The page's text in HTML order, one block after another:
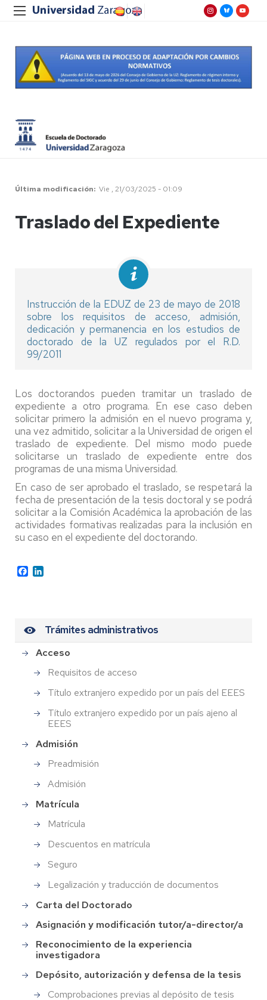
Última modificación Vie , 21/03/2025 - 01:09
Traslado del Expediente
Instrucción de la EDUZ de 23 de mayo de 2018
sobre los requisitos de acceso, admisión,
dedicación y permanencia en los estudios de
doctorado de la UZ regulados por el R.D.
99/2011
Los doctorandos pueden tramitar un traslado de
expediente a otro programa. En ese caso deben
solicitar primero la admisión en el nuevo programa y,
una vez admitido, solicitar a la Universidad de origen el
traslado de expediente. Del mismo modo puede
solicitarse un traslado de expediente entre dos
programas de una misma Universidad.
En caso de ser aprobado el traslado, se respetará la
fecha de presentación de la tesis doctoral y se podrá
solicitar a la Comisión Académica la aprobación de las
actividades formativas realizadas para la inclusión en
su caso en el expediente del doctorando.
Facebook
Trámites administrativos
Acceso
Requisitos de acceso
Título extranjero expedido por un país del EEES
Título extranjero expedido por un país ajeno al
EEES
Admisión
Preadmisión
Admisión
Matrícula
Matrícula
Descuentos en matrícula
Seguro
Legalización y traducción de documentos
Carta del Doctorado
Asignación y modificación tutor/a-director/a
Reconocimiento de la experiencia
investigadora
Depósito, autorización y defensa de la tesis
Comprobaciones previas al depósito de tesis